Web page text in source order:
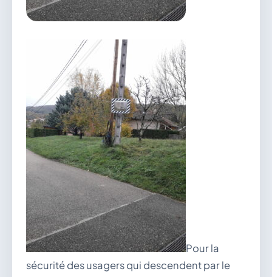
vous.
mairie@douvres.fr
140 Place de la Babillière, 01500 Douvres
Contacter la mairie
Le guichet des associations
publier une annonce
Pour la
sécurité des usagers qui descendent par le